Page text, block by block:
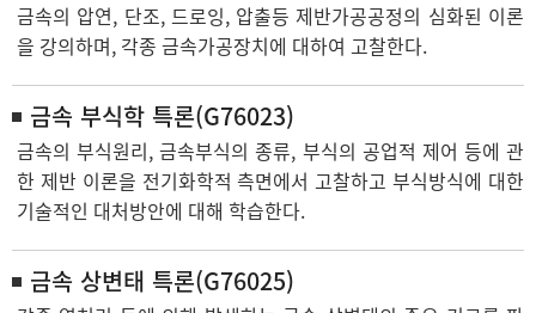
금속의 압연, 단조, 드로잉, 압출등 제반가공공정의 심화된 이론
을 강의하며, 각종 금속가공장치에 대하여 고찰한다.
금속 부식학 특론(G76023)
금속의 부식원리, 금속부식의 종류, 부식의 공업적 제어 등에 관
한 제반 이론을 전기화학적 측면에서 고찰하고 부식방식에 대한
기술적인 대처방안에 대해 학습한다.
금속 상변태 특론(G76025)